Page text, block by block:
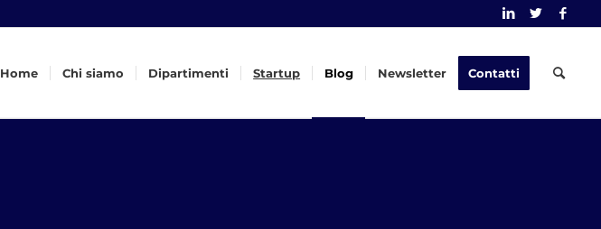
Home Chi siamo Dipartimenti Startup Blog Newsletter Contatti